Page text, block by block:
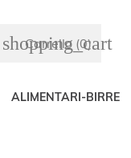
shopping_cart
Carrello (0)
ALIMENTARI-BIRRE